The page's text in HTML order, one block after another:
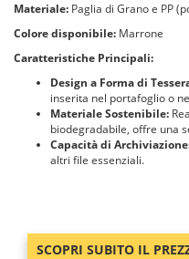
Materiale: Paglia di Grano e PP
Colore disponibile: Marrone
Caratteristiche Principali:
Design a Forma di
inserita nel portafoglio o
Materiale Sostenibile:
biodegradabile, offre una
Capacità di
altri file essenziali.
SCOPRI SUBITO IL